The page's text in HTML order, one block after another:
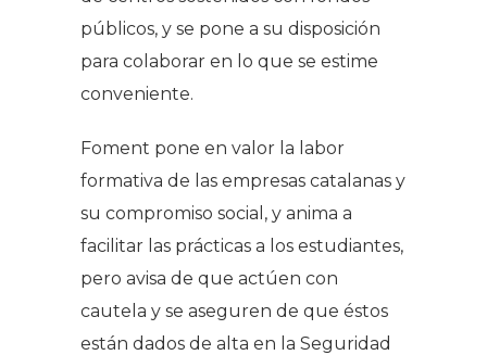
públicos, y se pone a su disposición
para colaborar en lo que se estime
conveniente.
Foment pone en valor la labor
formativa de las empresas catalanas y
su compromiso social, y anima a
facilitar las prácticas a los estudiantes,
pero avisa de que actúen con
cautela y se aseguren de que éstos
están dados de alta en la Seguridad